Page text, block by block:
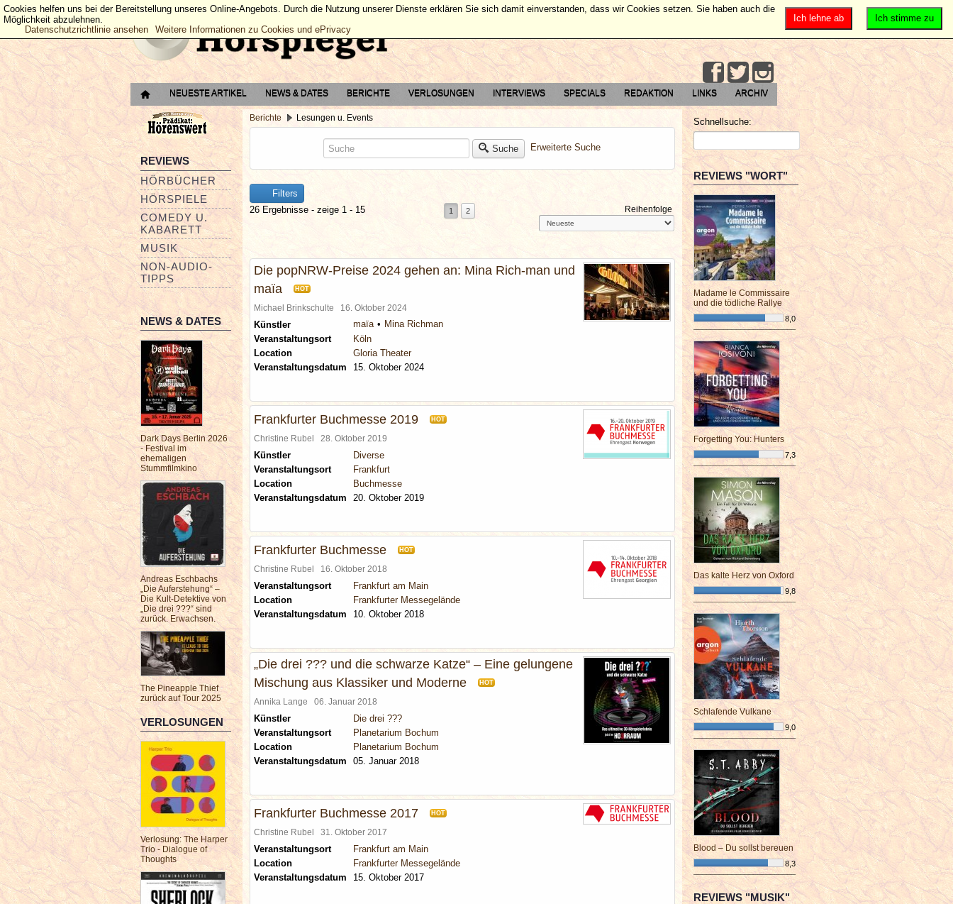
NEUESTE ARTIKEL NEWS & DATES BERICHTE VERLOSUNGEN INTERVIEWS SPECIALS REDAKTION LINKS ARCHIV
REVIEWS
HÖRBÜCHER
HÖRSPIELE
COMEDY U.
KABARETT
MUSIK
NON-AUDIO-
TIPPS
NEWS & DATES
Dark Days Berlin 2026
- Festival im
ehemaligen
Stummfilmkino
Andreas Eschbachs
„Die Auferstehung“ –
Die Kult-Detektive von
„Die drei ???“ sind
zurück. Erwachsen.
The Pineapple Thief
zurück auf Tour 2025
VERLOSUNGEN
Verlosung: The Harper
Trio - Dialogue of
Thoughts
Berichte Lesungen u. Events
Suche Erweiterte Suche
Filters
26 Ergebnisse - zeige 1 - 15
1 2 Reihenfolge
Die popNRW-Preise 2024 gehen an: Mina Rich-man und
maïa
HOT
Michael Brinkschulte 16. Oktober 2024
Künstler maïa
Mina Richman
Veranstaltungsort
Köln
Location
Gloria Theater
Veranstaltungsdatum
15. Oktober 2024
Frankfurter Buchmesse 2019 HOT
Christine Rubel 28. Oktober 2019
Künstler
Diverse
Veranstaltungsort
Frankfurt
Location
Buchmesse
Veranstaltungsdatum
20. Oktober 2019
Frankfurter Buchmesse HOT
Christine Rubel 16. Oktober 2018
Veranstaltungsort
Frankfurt am Main
Location
Frankfurter Messegelände
Veranstaltungsdatum
10. Oktober 2018
„Die drei ??? und die schwarze Katze“ – Eine gelungene
Mischung aus Klassiker und Moderne
HOT
Annika Lange 06. Januar 2018
Künstler
Die drei ???
Veranstaltungsort
Planetarium Bochum
Location
Planetarium Bochum
Veranstaltungsdatum
05. Januar 2018
Frankfurter Buchmesse 2017 HOT
Christine Rubel 31. Oktober 2017
Veranstaltungsort
Frankfurt am Main
Location
Frankfurter Messegelände
Veranstaltungsdatum
15. Oktober 2017
Schnellsuche:
REVIEWS "WORT"
Madame le Commissaire
und die tödliche Rallye
8,0
¯¯¯¯¯¯¯¯¯¯¯¯¯¯¯¯¯¯¯¯¯¯¯¯
Forgetting You: Hunters
7,3
¯¯¯¯¯¯¯¯¯¯¯¯¯¯¯¯¯¯¯¯¯¯¯¯
Das kalte Herz von Oxford
9,8
¯¯¯¯¯¯¯¯¯¯¯¯¯¯¯¯¯¯¯¯¯¯¯¯
Schlafende Vulkane
9,0
¯¯¯¯¯¯¯¯¯¯¯¯¯¯¯¯¯¯¯¯¯¯¯¯
Blood – Du sollst bereuen
8,3
¯¯¯¯¯¯¯¯¯¯¯¯¯¯¯¯¯¯¯¯¯¯¯¯
REVIEWS "MUSIK"
Ich stimme zu
Ich lehne ab
Cookies helfen uns bei der Bereitstellung unseres Online-Angebots. Durch die Nutzung unserer Dienste erklären Sie sich damit einverstanden, dass wir Cookies setzen. Sie haben auch die
Möglichkeit abzulehnen.
Datenschutzrichtlinie ansehen
Weitere Informationen zu Cookies und ePrivacy